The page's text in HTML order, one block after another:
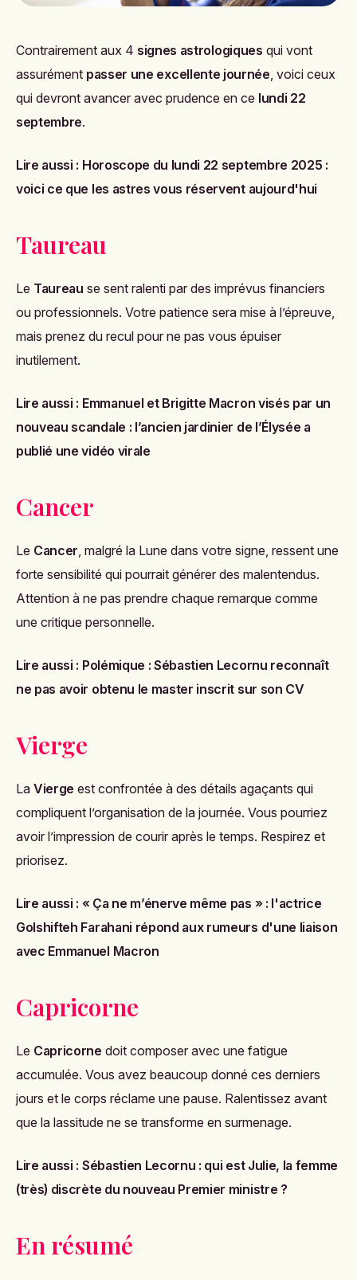
Contrairement aux 4 signes astrologiques qui vont
assurément passer une excellente journée , voici ceux
qui devront avancer avec prudence en ce lundi 22
septembre.
Lire aussi : Horoscope du lundi 22 septembre 2025 :
voici ce que les astres vous réservent aujourd'hui
Taureau
Le Taureau se sent ralenti par des imprévus financiers
ou professionnels. Votre patience sera mise à l’épreuve,
mais prenez du recul pour ne pas vous épuiser
inutilement.
Lire aussi : Emmanuel et Brigitte Macron visés par un
nouveau scandale : l’ancien jardinier de l’Élysée a
publié une vidéo virale
Cancer
Le Cancer , malgré la Lune dans votre signe, ressent une
forte sensibilité qui pourrait générer des malentendus.
Attention à ne pas prendre chaque remarque comme
une critique personnelle.
Lire aussi : Polémique : Sébastien Lecornu reconnaît
ne pas avoir obtenu le master inscrit sur son CV
Vierge
La Vierge est confrontée à des détails agaçants qui
compliquent l’organisation de la journée. Vous pourriez
avoir l’impression de courir après le temps. Respirez et
priorisez.
Lire aussi : « Ça ne m’énerve même pas » : l'actrice
Golshifteh Farahani répond aux rumeurs d'une liaison
avec Emmanuel Macron
Capricorne
Le Capricorne doit composer avec une fatigue
accumulée. Vous avez beaucoup donné ces derniers
jours et le corps réclame une pause. Ralentissez avant
que la lassitude ne se transforme en surmenage.
Lire aussi : Sébastien Lecornu : qui est Julie, la femme
(très) discrète du nouveau Premier ministre ?
En résumé